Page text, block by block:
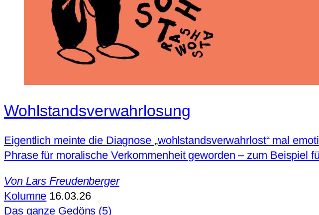
Wohlstandsverwahrlosung
Eigentlich meinte die Diagnose „wohlstandsverwahrlost“ mal
Phrase für moralische Verkommenheit geworden – zum Beispiel
Von Lars Freudenberger
Kolumne 16.03.26
Das ganze Gedöns (5)